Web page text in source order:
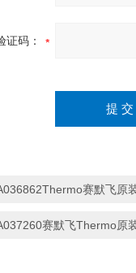
证码：
赛默飞原
赛默飞Thermo原